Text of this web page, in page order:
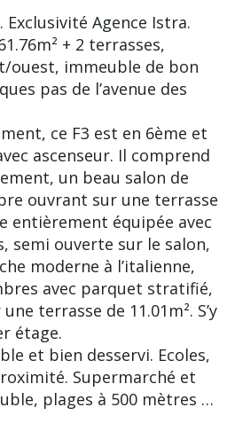
Exclusivité Agence Istra.
+ 2 terrasses,
ouest, immeuble de bon
pas de l’avenue des
ce F3 est en 6ème et
ascenseur. Il comprend
un beau salon de
ouvrant sur une terrasse
entièrement équipée avec
semi ouverte sur le salon,
moderne à l’italienne,
avec parquet stratifié,
terrasse de 11.01m². S’y
étage.
et bien desservi. Ecoles,
Supermarché et
plages à 500 mètres …